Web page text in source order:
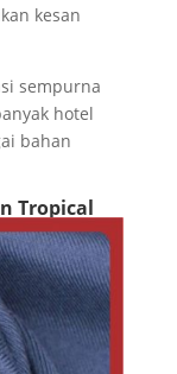
kesan
sempurna
hotel
bahan
Tropical